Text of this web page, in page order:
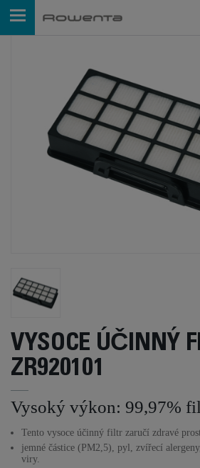
VYSOCE ÚČINNÝ
ZR920101
Vysoký výkon: 99,97%
Tento vysoce účinný filtr zaručí zdravé
jemné částice (PM2,5), pyl, zvířecí
viry.